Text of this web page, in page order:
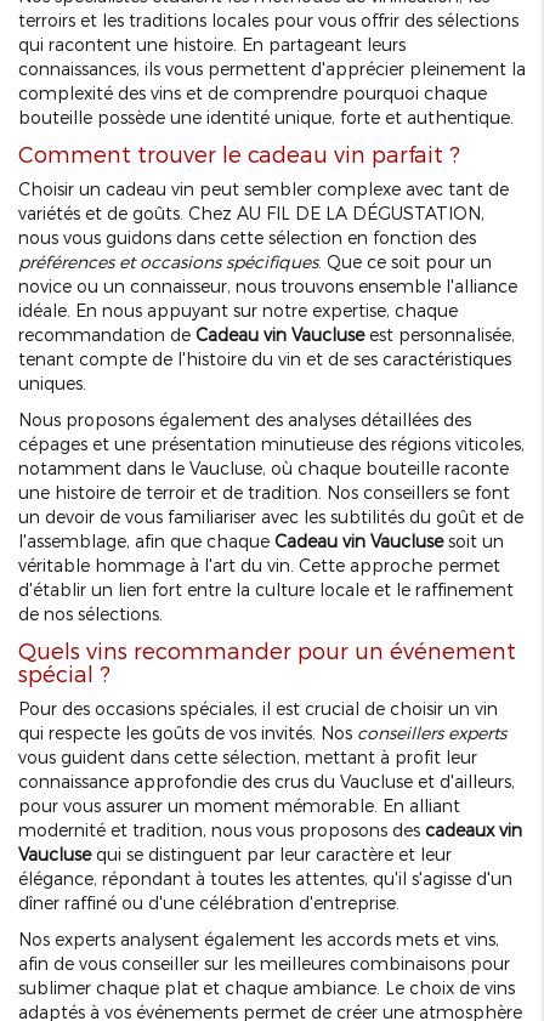
terroirs et les traditions locales pour vous offrir des sélections
qui racontent une histoire. En partageant leurs
connaissances, ils vous permettent d'apprécier pleinement la
complexité des vins et de comprendre pourquoi chaque
bouteille possède une identité unique, forte et authentique.
Comment trouver le cadeau vin parfait ?
Choisir un cadeau vin peut sembler complexe avec tant de
variétés et de goûts. Chez AU FIL DE LA DÉGUSTATION,
nous vous guidons dans cette sélection en fonction des
préférences et occasions spécifiques. Que ce soit pour un
novice ou un connaisseur, nous trouvons ensemble l'alliance
idéale. En nous appuyant sur notre expertise, chaque
recommandation de Cadeau vin Vaucluseest personnalisée,
tenant compte de l'histoire du vin et de ses caractéristiques
uniques.
Nous proposons également des analyses détaillées des
cépages et une présentation minutieuse des régions viticoles,
notamment dans le Vaucluse, où chaque bouteille raconte
une histoire de terroir et de tradition. Nos conseillers se font
un devoir de vous familiariser avec les subtilités du goût et de
l'assemblage, afin que chaque Cadeau vin Vauclusesoit un
véritable hommage à l'art du vin. Cette approche permet
d'établir un lien fort entre la culture locale et le raffinement
de nos sélections.
Quels vins recommander pour un événement
spécial ?
Pour des occasions spéciales, il est crucial de choisir un vin
qui respecte les goûts de vos invités. Nos conseillers experts
vous guident dans cette sélection, mettant à profit leur
connaissance approfondie des crus du Vaucluse et d'ailleurs,
pour vous assurer un moment mémorable. En alliant
modernité et tradition, nous vous proposons des cadeaux vin
Vauclusequi se distinguent par leur caractère et leur
élégance, répondant à toutes les attentes, qu'il s'agisse d'un
dîner raffiné ou d'une célébration d'entreprise.
Nos experts analysent également les accords mets et vins,
afin de vous conseiller sur les meilleures combinaisons pour
sublimer chaque plat et chaque ambiance. Le choix de vins
adaptés à vos événements permet de créer une atmosphère